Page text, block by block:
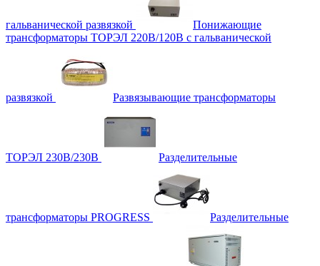
гальванической развязкой
Понижающие
трансформаторы ТОРЭЛ 220В/120В с гальванической
развязкой Развязывающие трансформаторы
ТОРЭЛ 230В/230В Разделительные
трансформаторы PROGRESS Разделительные